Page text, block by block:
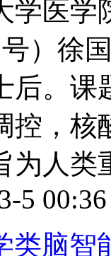
学医学
）徐
后。课
控，核
为人类
5 00:36
类脑智